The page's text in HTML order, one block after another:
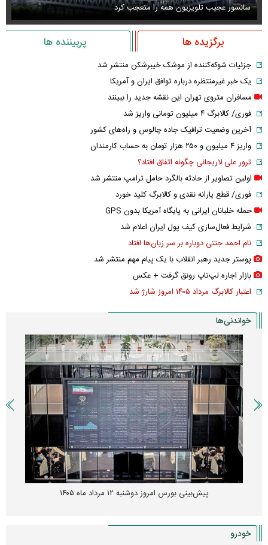
سانسور عجیب تلویزیون همه را متعجب کرد
برگزیده ها پربیننده ها
جزئیات شوکه‌کننده از موشک خیبرشکن منتشر شد
یک خبر غیرمنتظره درباره توافق ایران و آمریکا
مسافران متروی تهران این نقشه جدید را ببینند
فوری/ کالابرگ ۴ میلیون تومانی واریز شد
آخرین وضعیت ترافیک جاده چالوس و راه‌های کشور
واریز ۴ میلیون و ۲۵۰ هزار تومان به حساب کارمندان
ترور علی لاریجانی چگونه اتفاق افتاد؟
اولین تصاویر از حادثه بالگرد حامل ترامپ منتشر شد
فوری/ قطع یارانه نقدی و کالابرگ کلید خورد
حمله خلبانان ایرانی به پایگاه آمریکا بدون GPS
شرایط فعال‌سازی کیف پول ایران اعلام شد
نام احمد جنتی دوباره بر سر زبان‌ها افتاد
پوستر جدید رهبر انقلاب با یک پیام مهم منتشر شد
بازار اجاره لپ‌تاپ رونق گرفت + عکس
اعتبار کالابرگ مرداد ۱۴۰۵ امروز شارژ شد
خواندنی‌ها
پیش‌بینی بورس امروز دوشنبه ۱۲ مرداد ماه ۱۴۰۵
خودرو